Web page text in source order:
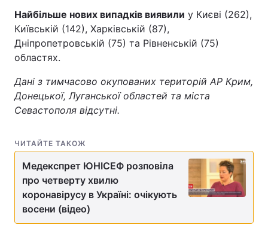
Найбільше нових випадків виявили у Києві (262),
Київській (142), Харківській (87),
Дніпропетровській (75) та Рівненській (75)
областях.
Дані з тимчасово окупованих територій АР Крим,
Донецької, Луганської областей та міста
Севастополя відсутні.
ЧИТАЙТЕ ТАКОЖ
Медекспрет ЮНІСЕФ розповіла
про четверту хвилю
коронавірусу в Україні: очікують
восени (відео)